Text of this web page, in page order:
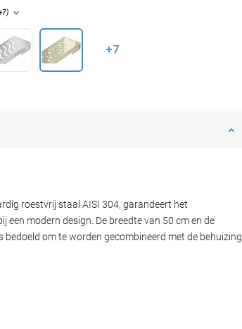
)
+7
roestvrij staal AISI 304, garandeert het
modern design. De breedte van 50 cm en de
om te worden gecombineerd met de behuizing